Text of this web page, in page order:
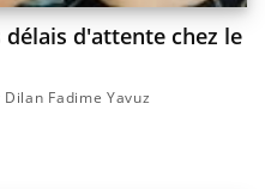
d'attente chez le
Dilan Fadime Yavuz